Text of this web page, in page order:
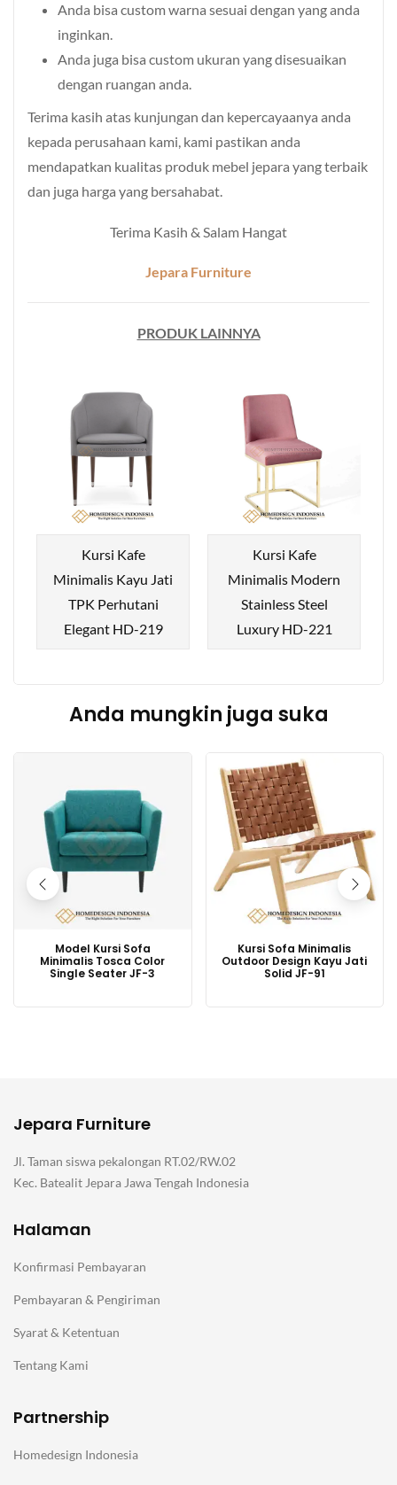
Anda bisa custom warna sesuai dengan yang anda
inginkan.
Anda juga bisa custom ukuran yang disesuaikan
dengan ruangan anda.
Terima kasih atas kunjungan dan kepercayaanya anda
kepada perusahaan kami, kami pastikan anda
mendapatkan kualitas produk mebel jepara yang terbaik
dan juga harga yang bersahabat.
Terima Kasih & Salam Hangat
Jepara Furniture
PRODUK LAINNYA
Kursi Kafe
Minimalis Kayu Jati
TPK Perhutani
Elegant HD-219
Kursi Kafe
Minimalis Modern
Stainless Steel
Luxury HD-221
Anda mungkin juga suka
Model Kursi Sofa
Minimalis Tosca Color
Single Seater JF-3
Kursi Sofa Minimalis
Outdoor Design Kayu Jati
Solid JF-91
Jepara Furniture
Jl. Taman siswa pekalongan RT.02/RW.02
Kec. Batealit Jepara Jawa Tengah Indonesia
Halaman
Konfirmasi Pembayaran
Pembayaran & Pengiriman
Syarat & Ketentuan
Tentang Kami
Partnership
Homedesign Indonesia